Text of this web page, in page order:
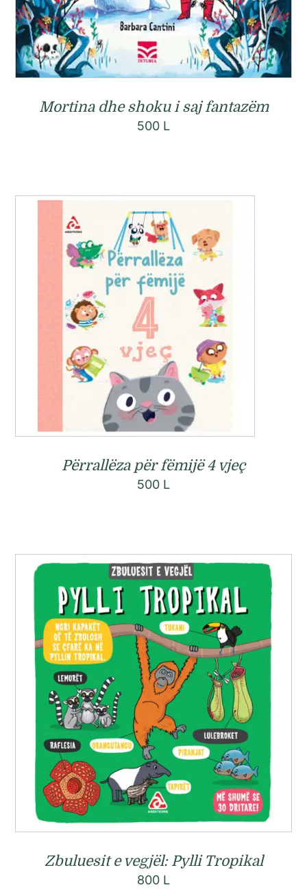
Mortina dhe shoku i saj fantazëm
500 L
Përrallëza për fëmijë 4 vjeç
500 L
Zbuluesit e vegjël: Pylli Tropikal
800 L